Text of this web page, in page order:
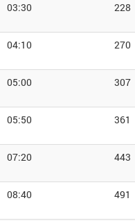
03:30 228
04:10 270
05:00 307
05:50 361
07:20 443
08:40 491